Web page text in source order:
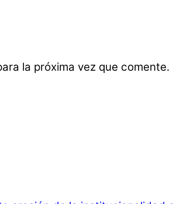
la próxima vez que comente.